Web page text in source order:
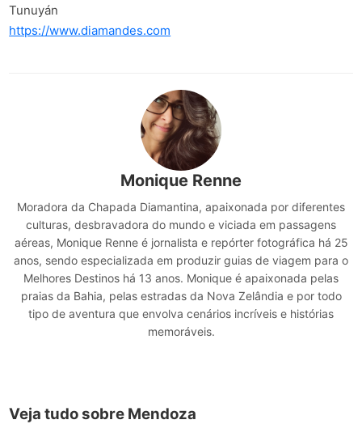
Tunuyán
https://www.diamandes.com
Monique Renne
Moradora da Chapada Diamantina, apaixonada por diferentes
culturas, desbravadora do mundo e viciada em passagens
aéreas, Monique Renne é jornalista e repórter fotográfica há 25
anos, sendo especializada em produzir guias de viagem para o
Melhores Destinos há 13 anos. Monique é apaixonada pelas
praias da Bahia, pelas estradas da Nova Zelândia e por todo
tipo de aventura que envolva cenários incríveis e histórias
memoráveis.
Veja tudo sobre Mendoza